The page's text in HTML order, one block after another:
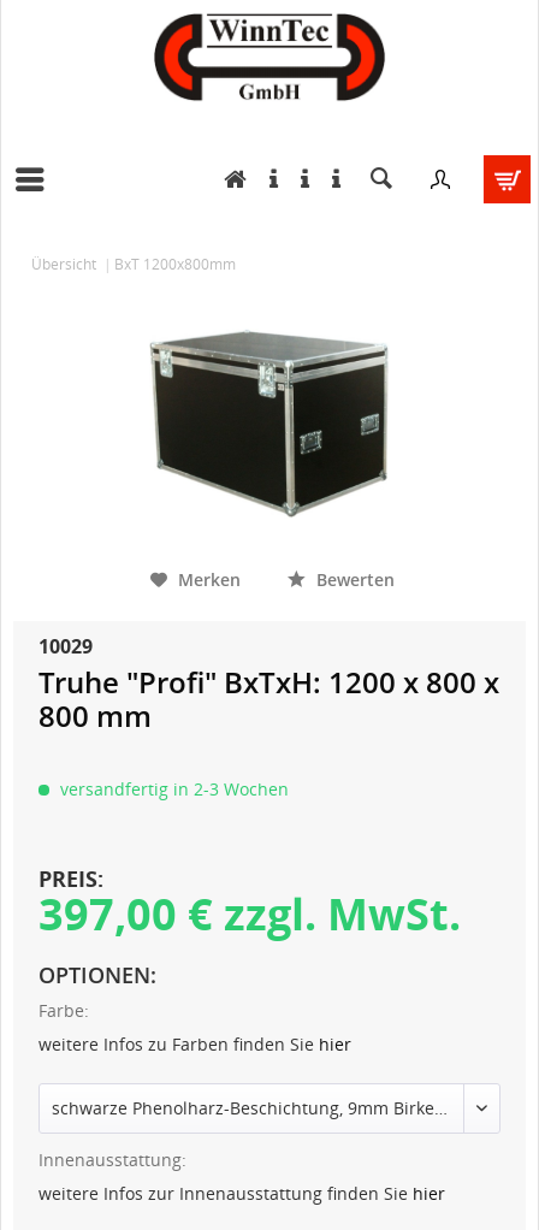
Übersicht BxT 1200x800mm
Merken Bewerten
10029
Truhe "Profi" BxTxH: 1200 x 800 x
800 mm
versandfertig in 2-3 Wochen
PREIS:
397,00 € zzgl. MwSt.
OPTIONEN:
Farbe:
weitere Infos zu Farben finden Sie hier
Innenausstattung:
weitere Infos zur Innenausstattung finden Sie hier